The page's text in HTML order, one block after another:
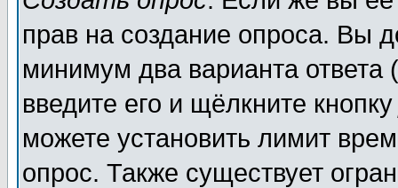
прав на создание опроса. Вы
минимум два варианта ответа
введите его и щёлкните
можете установить лимит
опрос. Также существует